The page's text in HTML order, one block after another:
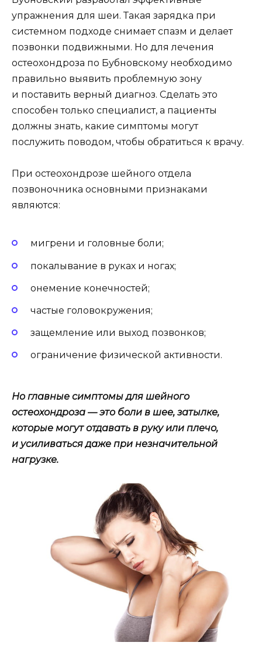
упражнения для шеи. Такая зарядка при
системном подходе снимает спазм и делает
позвонки подвижными. Но для лечения
остеохондроза по Бубновскому необходимо
правильно выявить проблемную зону
и поставить верный диагноз. Сделать это
способен только специалист, а пациенты
должны знать, какие симптомы могут
послужить поводом, чтобы обратиться к врачу.
При остеохондрозе шейного отдела
позвоночника основными признаками
являются:
мигрени и головные боли;
покалывание в руках и ногах;
онемение конечностей;
частые головокружения;
защемление или выход позвонков;
ограничение физической активности.
Но главные симптомы для шейного
остеохондроза — это боли в шее, затылке,
которые могут отдавать в руку или плечо,
и усиливаться даже при незначительной
нагрузке.